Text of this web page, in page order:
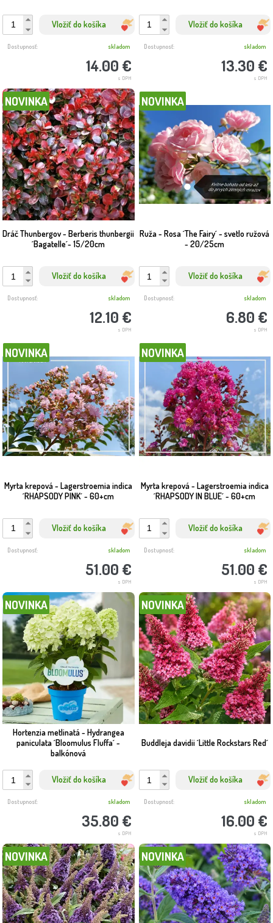
Vložiť do košíka
14.00 €
s DPH
Dostupnosť: skladom
Vložiť do košíka
13.30 €
s DPH
Dostupnosť: skladom
Dráč Thunbergov - Berberis thunbergii
´Bagatelle´- 15/20cm
NOVINKA
Vložiť do košíka
12.10 €
s DPH
Dostupnosť: skladom
Ruža - Rosa ´The Fairy´ - svetlo ružová
- 20/25cm
NOVINKA
Vložiť do košíka
6.80 €
s DPH
Dostupnosť: skladom
Myrta krepová - Lagerstroemia indica
´RHAPSODY PINK´ - 60+cm
NOVINKA
Vložiť do košíka
51.00 €
s DPH
Dostupnosť: skladom
Myrta krepová - Lagerstroemia indica
´RHAPSODY IN BLUE´ - 60+cm
NOVINKA
Vložiť do košíka
51.00 €
s DPH
Dostupnosť: skladom
Hortenzia metlinatá - Hydrangea
paniculata ´Bloomulus Fluffa´ -
balkónová
NOVINKA
Vložiť do košíka
35.80 €
s DPH
Dostupnosť: skladom
Buddleja davidii ´Little Rockstars Red´
NOVINKA
Vložiť do košíka
16.00 €
s DPH
Dostupnosť: skladom
NOVINKA NOVINKA